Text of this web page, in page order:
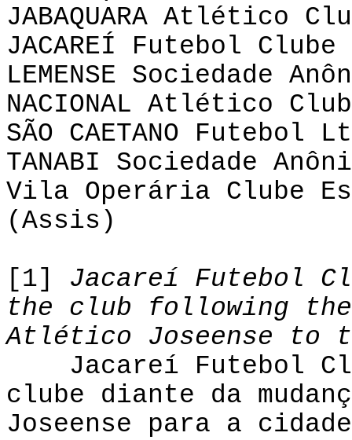
JABAQUARA Atlético
JACAREÍ Futebol
LEMENSE Sociedade
NACIONAL Atlético
SÃO CAETANO
TANABI Sociedade
Vila Operária Clube
(Assis)
[1] Jacareí Futebol
the club following
Atlético Joseense
Jacareí Futebol
clube diante da
Joseense para a